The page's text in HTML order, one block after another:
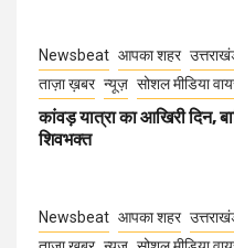
Newsbeat आपका शहर
ताज़ा ख़बर न्यूज़ सोशल मीडिया
कांवड़ यात्रा का आखिरी दिन,
शिवभक्त
Newsbeat आपका शहर